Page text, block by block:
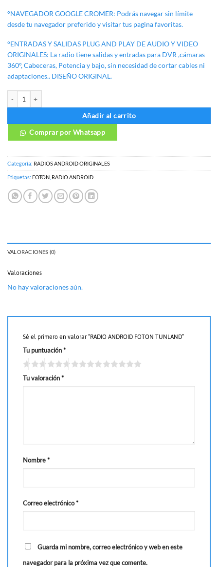
°NAVEGADOR GOOGLE CROMER: Podrás navegar sin límite
desde tu navegador preferido y visitar tus pagina favoritas.
°ENTRADAS Y SALIDAS PLUG AND PLAY DE AUDIO Y VIDEO
ORIGINALES: La radio tiene salidas y entradas para DVR ,cámaras
360°, Cabeceras, Potencia y bajo, sin necesidad de cortar cables ni
adaptaciones.. DISEÑO ORIGINAL.
Añadir al carrito
Comprar por Whatsapp
Categoría: RADIOS ANDROID ORIGINALES
Etiquetas: FOTON RADIO ANDROID
VALORACIONES (0)
Valoraciones
No hay valoraciones aún.
Sé el primero en valorar “RADIO ANDROID FOTON TUNLAND”
Tu puntuación *
Tu valoración *
Nombre *
Correo electrónico*
Guarda mi nombre, correo electrónico y web en este
navegador para la próxima vez que comente.